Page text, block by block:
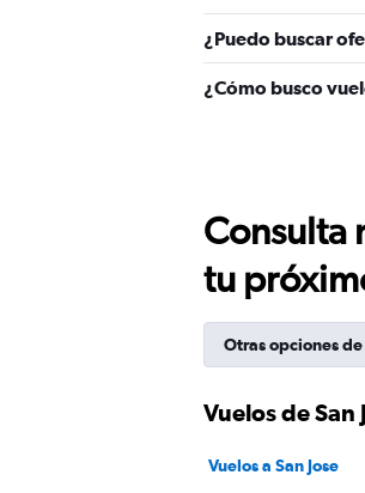
¿Puedo buscar
¿Cómo busco
Consulta
tu
Otras opciones
Vuelos de San
Vuelos a San Jose